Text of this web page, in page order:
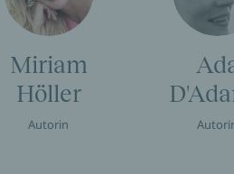
Miriam
Höller
Autorin